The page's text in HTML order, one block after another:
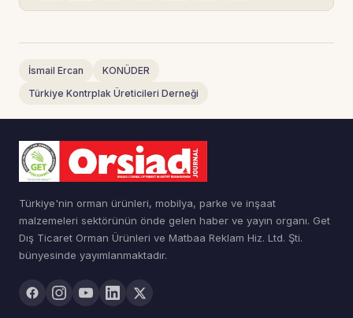
İsmail Ercan
KONÜDER
Türkiye Kontrplak Üreticileri Derneği
Türkiye'nin orman ürünleri, mobilya, parke ve inşaat
malzemeleri sektörünün önde gelen haber ve yayın organı. Get
Dış Ticaret Orman Ürünleri ve Matbaa Reklam Hiz. Ltd. Şti.
bünyesinde yayımlanmaktadır.